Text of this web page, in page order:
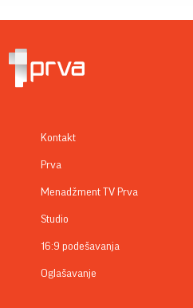
Kontakt
Prva
Menadžment TV Prva
Studio
16:9 podešavanja
Oglašavanje